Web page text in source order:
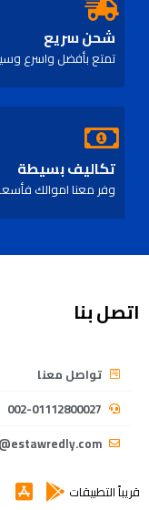
شحن سريع
تمتع بأفضل واسرع
تكاليف بسيطة
وفر معنا اموالك
اتصل بنا
تواصل معنا
002-01112800027
قريباً التطبيقات